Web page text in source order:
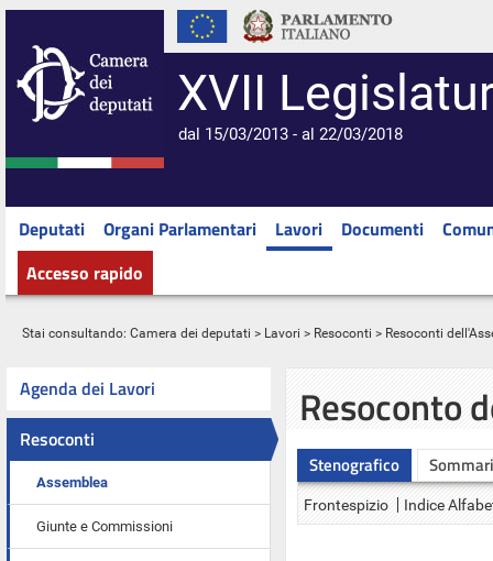
XVII
dal 15/03/2013 - al 22/03/2018
Deputati Organi Parlamentari Lavori Documenti
Accesso rapido
Stai consultando: Camera dei deputati > Lavori > Resoconti > Resoconti
Agenda dei Lavori
Resoconti
Assemblea
Giunte e Commissioni
Resoconto
Stenografico
Frontespizio Indice